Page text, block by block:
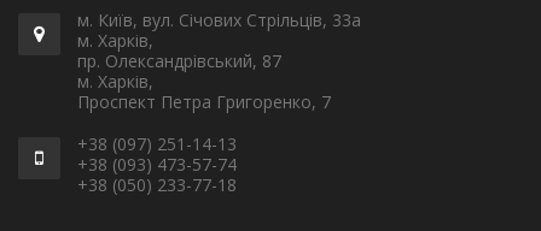
м. Київ, вул. Січових Стрільців, 33а
м. Харків,
пр. Олександрівський, 87
м. Харків,
Проспект Петра Григоренко, 7
+38 (097) 251-14-13
+38 (093) 473-57-74
+38 (050) 233-77-18